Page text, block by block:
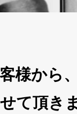
様から
て頂き